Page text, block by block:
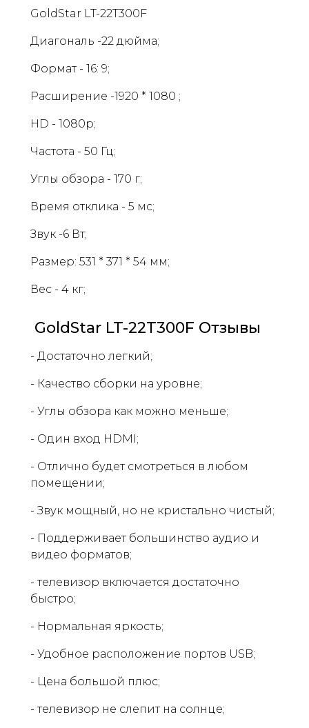
GoldStar LT-22T300F
Диагональ -22 дюйма;
Формат - 16: 9;
Расширение -1920 * 1080 ;
HD - 1080p;
Частота - 50 Гц;
Углы обзора - 170 г;
Время отклика - 5 мс;
Звук -6 Вт;
Размер: 531 * 371 * 54 мм;
Вес - 4 кг;
GoldStar LT-22T300F Отзывы
- Достаточно легкий;
- Качество сборки на уровне;
- Углы обзора как можно меньше;
- Один вход HDMI;
- Отлично будет смотреться в любом
помещении;
- Звук мощный, но не кристально чистый;
- Поддерживает большинство аудио и
видео форматов;
- телевизор включается достаточно
быстро;
- Нормальная яркость;
- Удобное расположение портов USB;
- Цена большой плюс;
- телевизор не слепит на солнце;